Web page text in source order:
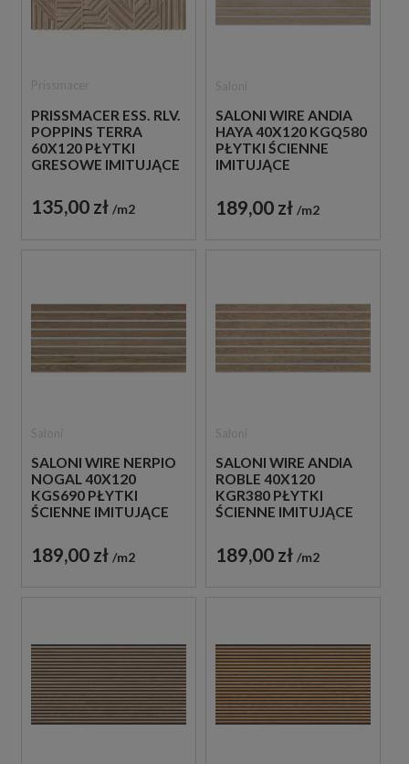
PRISSMACER ESS. RLV.
POPPINS TERRA
60X120 PŁYTKI
GRESOWE IMITUJĄCE
135,00 zł m2
SALONI WIRE ANDIA
HAYA 40X120 KGQ580
PŁYTKI ŚCIENNE
IMITUJĄCE
189,00 zł m2
SALONI WIRE NERPIO
NOGAL 40X120
KGS690 PŁYTKI
ŚCIENNE IMITUJĄCE
189,00 zł m2
SALONI WIRE ANDIA
ROBLE 40X120
KGR380 PŁYTKI
ŚCIENNE IMITUJĄCE
189,00 zł m2